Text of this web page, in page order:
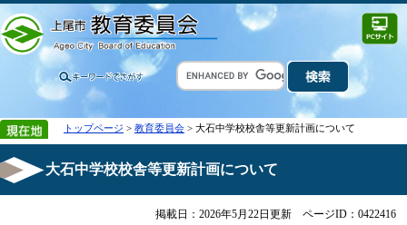
トップページ > 教育委員会 > 大石中学校校舎等更新計画について
大石中学校校舎等更新計画について
掲載日：2026年5月22日更新 ページID：0422416